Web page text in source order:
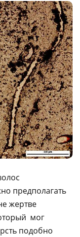
предполагать
жертве
мог
подобно